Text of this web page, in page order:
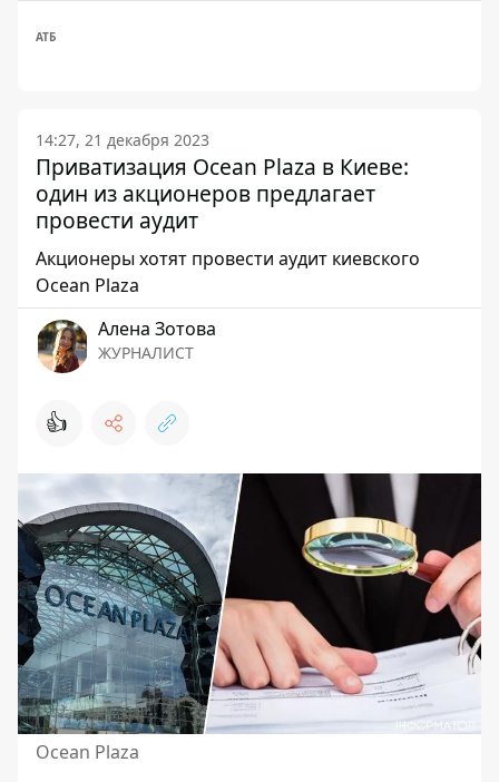
АТБ
14:27, 21 декабря 2023
Приватизация Ocean Plaza в Киеве:
один из акционеров предлагает
провести аудит
Акционеры хотят провести аудит киевского
Ocean Plaza
Алена Зотова
ЖУРНАЛИСТ
👍
Ocean Plaza